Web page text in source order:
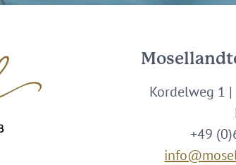
Kordelweg 1
+49